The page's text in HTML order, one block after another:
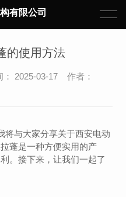
有限公司
的使用方法
2025-03-17 作者：
将与大家分享关于西安电动
蓬是一种方便实用的产
。接下来，让我们一起了